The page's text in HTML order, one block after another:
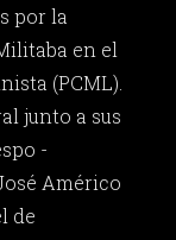
por la
en el
(PCML).
junto a sus
-
Américo
de